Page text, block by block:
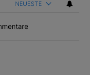
NEUESTE